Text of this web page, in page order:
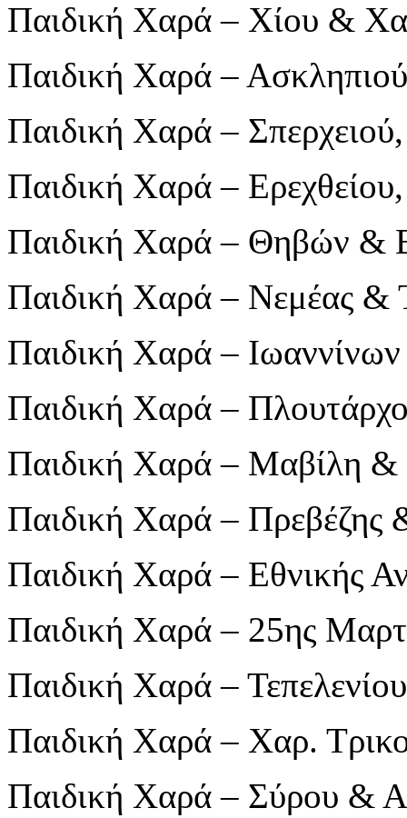
Παιδική Χαρά – Χίου &
Παιδική Χαρά –
Παιδική Χαρά –
Παιδική Χαρά –
Παιδική Χαρά – Θηβών &
Παιδική Χαρά – Νεμέας &
Παιδική Χαρά –
Παιδική Χαρά –
Παιδική Χαρά – Μαβίλη &
Παιδική Χαρά – Πρεβέζης
Παιδική Χαρά – Εθνικής
Παιδική Χαρά – 25ης
Παιδική Χαρά –
Παιδική Χαρά – Χαρ.
Παιδική Χαρά – Σύρου &